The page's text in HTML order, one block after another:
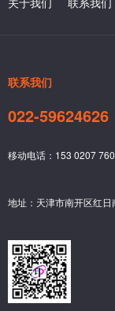
联系我们
022-59624626
移动电话：153 0207
地址：天津市南开区红